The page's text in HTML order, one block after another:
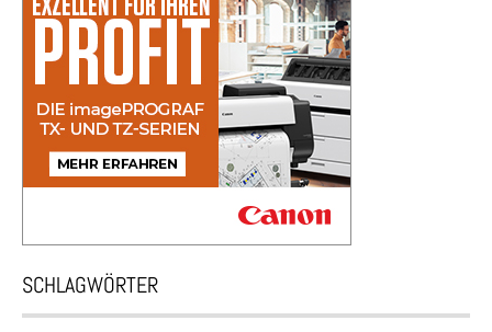
SCHLAGWÖRTER